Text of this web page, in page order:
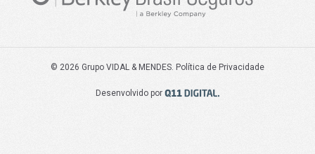
© 2026 Grupo VIDAL & MENDES. Política de Privacidade
Desenvolvido por